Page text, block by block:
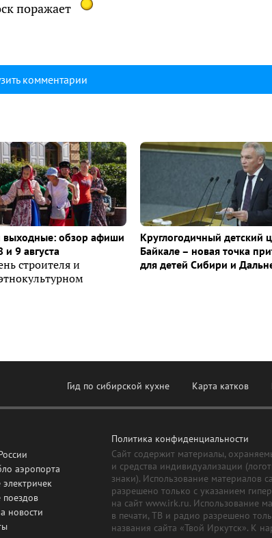
поражает
комментарии
выходные: обзор афиши
и 9 августа
строителя и
Круглогодичный детский
Байкале – новая точка
для детей Сибири и
Гид по сибирской кухне Карта катков
аэропорта
электричек
поездов
новости
Политика конфиденциальности
Сайт содержит материалы,
и средства индивидуализации
знаки). Использование материалов
разрешено только с указанием
на сайт www.irk.ru. Использование
в печати, ТВ и радио разрешено
названия сайта «Твой Иркутск». К